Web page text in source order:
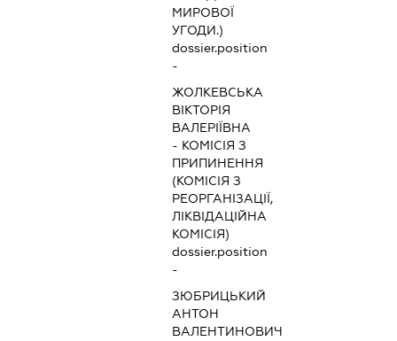
МИРОВОЇ
УГОДИ.)
dossier.position
-
ЖОЛКЕВСЬКА
ВІКТОРІЯ
ВАЛЕРІЇВНА
- КОМІСІЯ З
ПРИПИНЕННЯ
(КОМІСІЯ З
РЕОРГАНІЗАЦІЇ,
ЛІКВІДАЦІЙНА
КОМІСІЯ)
dossier.position
-
ЗЮБРИЦЬКИЙ
АНТОН
ВАЛЕНТИНОВИЧ